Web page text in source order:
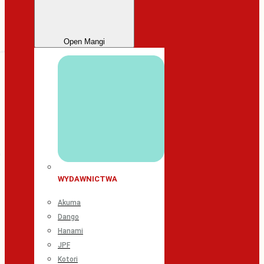
Open Mangi
WYDAWNICTWA
Akuma
Dango
Hanami
JPF
Kotori